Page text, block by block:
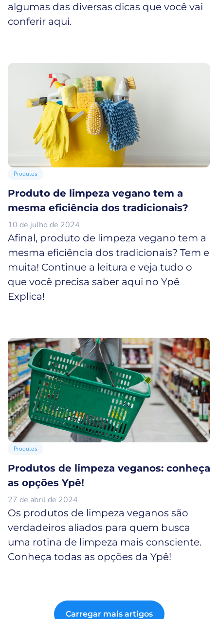
algumas das diversas dicas que você vai
conferir aqui.
Produtos
Produto de limpeza vegano tem a
mesma eficiência dos tradicionais?
10 de julho de 2024
Afinal, produto de limpeza vegano tem a
mesma eficiência dos tradicionais? Tem e
muita! Continue a leitura e veja tudo o
que você precisa saber aqui no Ypê
Explica!
Produtos
Produtos de limpeza veganos: conheça
as opções Ypê!
27 de abril de 2024
Os produtos de limpeza veganos são
verdadeiros aliados para quem busca
uma rotina de limpeza mais consciente.
Conheça todas as opções da Ypê!
Carregar mais artigos